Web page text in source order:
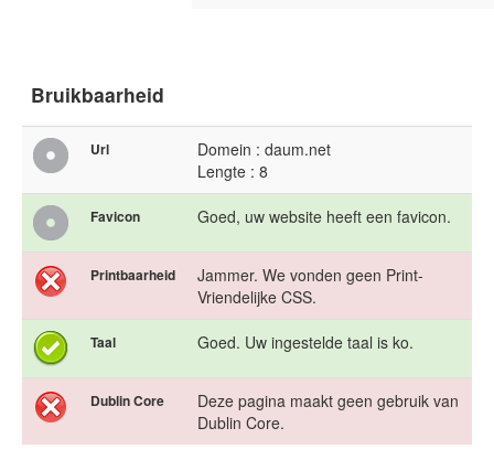
Bruikbaarheid
Url
Domein : daum.net
Lengte : 8
Favicon Goed, uw website heeft een favicon.
Printbaarheid
Jammer. We vonden geen Print-
Vriendelijke CSS.
Taal Goed. Uw ingestelde taal is ko.
Dublin Core
Deze pagina maakt geen gebruik van
Dublin Core.